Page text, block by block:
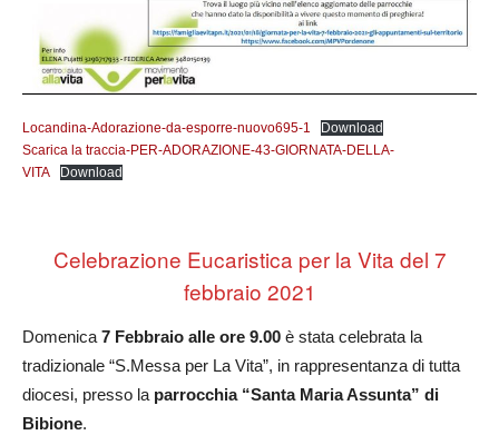
Locandina-Adorazione-da-esporre-nuovo695-1
Download
Scarica la traccia-PER-ADORAZIONE-43-GIORNATA-DELLA-
VITA
Download
Celebrazione Eucaristica per la Vita del 7
febbraio 2021
Domenica 7 Febbraio alle ore 9.00 è stata celebrata la
tradizionale “S.Messa per La Vita”, in rappresentanza di tutta
diocesi, presso la parrocchia “Santa Maria Assunta” di
Bibione.